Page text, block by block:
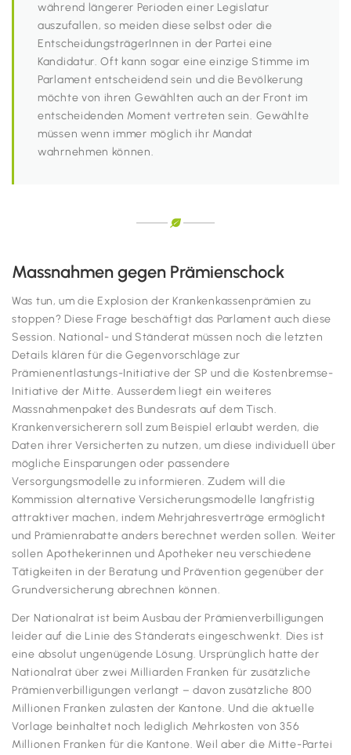
während längerer Perioden einer Legislatur
auszufallen, so meiden diese selbst oder die
EntscheidungsträgerInnen in der Partei eine
Kandidatur. Oft kann sogar eine einzige Stimme im
Parlament entscheidend sein und die Bevölkerung
möchte von ihren Gewählten auch an der Front im
entscheidenden Moment vertreten sein. Gewählte
müssen wenn immer möglich ihr Mandat
wahrnehmen können.
Massnahmen gegen Prämienschock
Was tun, um die Explosion der Krankenkassenprämien zu
stoppen? Diese Frage beschäftigt das Parlament auch diese
Session. National- und Ständerat müssen noch die letzten
Details klären für die Gegenvorschläge zur
Prämienentlastungs-Initiative der SP und die Kostenbremse-
Initiative der Mitte. Ausserdem liegt ein weiteres
Massnahmenpaket des Bundesrats auf dem Tisch.
Krankenversicherern soll zum Beispiel erlaubt werden, die
Daten ihrer Versicherten zu nutzen, um diese individuell über
mögliche Einsparungen oder passendere
Versorgungsmodelle zu informieren. Zudem will die
Kommission alternative Versicherungsmodelle langfristig
attraktiver machen, indem Mehrjahresverträge ermöglicht
und Prämienrabatte anders berechnet werden sollen. Weiter
sollen Apothekerinnen und Apotheker neu verschiedene
Tätigkeiten in der Beratung und Prävention gegenüber der
Grundversicherung abrechnen können.
Der Nationalrat ist beim Ausbau der Prämienverbilligungen
leider auf die Linie des Ständerats eingeschwenkt. Dies ist
eine absolut ungenügende Lösung. Ursprünglich hatte der
Nationalrat über zwei Milliarden Franken für zusätzliche
Prämienverbilligungen verlangt – davon zusätzliche 800
Millionen Franken zulasten der Kantone. Und die aktuelle
Vorlage beinhaltet noch lediglich Mehrkosten von 356
Millionen Franken für die Kantone. Weil aber die Mitte-Partei